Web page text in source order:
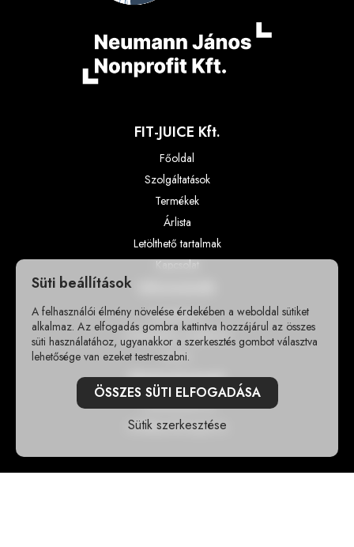
FIT-JUICE Kft.
Főoldal
Szolgáltatások
Termékek
Árlista
Letölthető tartalmak
Kapcsolat
Impresszum
Adatvédelmi szabályzat
GY.I.K
Elérhetőségek
+36302355118
info@sportshungary.hu
Süti beállítások
A felhasználói élmény növelése érdekében a weboldal sütiket
alkalmaz. Az elfogadás gombra kattintva hozzájárul az összes
süti használatához, ugyanakkor a szerkesztés gombot választva
lehetősége van ezeket testreszabni.
ÖSSZES SÜTI ELFOGADÁSA
Sütik szerkesztése